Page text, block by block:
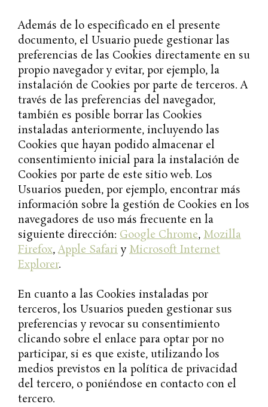
Además de lo especificado en el presente
documento, el Usuario puede gestionar las
preferencias de las Cookies directamente en su
propio navegador y evitar, por ejemplo, la
instalación de Cookies por parte de terceros. A
través de las preferencias del navegador,
también es posible borrar las Cookies
instaladas anteriormente, incluyendo las
Cookies que hayan podido almacenar el
consentimiento inicial para la instalación de
Cookies por parte de este sitio web. Los
Usuarios pueden, por ejemplo, encontrar más
información sobre la gestión de Cookies en los
navegadores de uso más frecuente en la
siguiente dirección: Google Chrome, Mozilla
Firefox,Apple Safari y Microsoft Internet
Explorer.
En cuanto a las Cookies instaladas por
terceros, los Usuarios pueden gestionar sus
preferencias y revocar su consentimiento
clicando sobre el enlace para optar por no
participar, si es que existe, utilizando los
medios previstos en la política de privacidad
del tercero, o poniéndose en contacto con el
tercero.